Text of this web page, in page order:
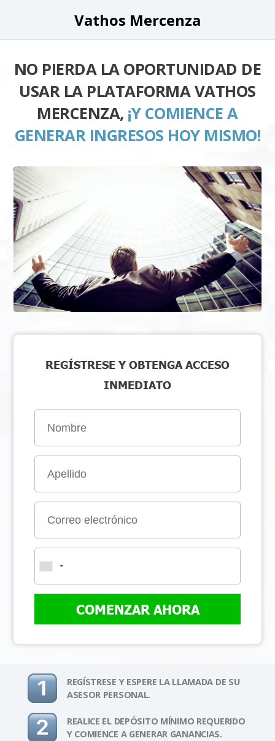
Vathos Mercenza
NO PIERDA LA OPORTUNIDAD DE
USAR LA PLATAFORMA VATHOS
MERCENZA, ¡Y COMIENCE A
GENERAR INGRESOS HOY MISMO!
REGÍSTRESE Y OBTENGA ACCESO
INMEDIATO
COMENZAR AHORA
REGÍSTRESE Y ESPERE LA LLAMADA DE SU
ASESOR PERSONAL.
REALICE EL DEPÓSITO MÍNIMO REQUERIDO
Y COMIENCE A GENERAR GANANCIAS.